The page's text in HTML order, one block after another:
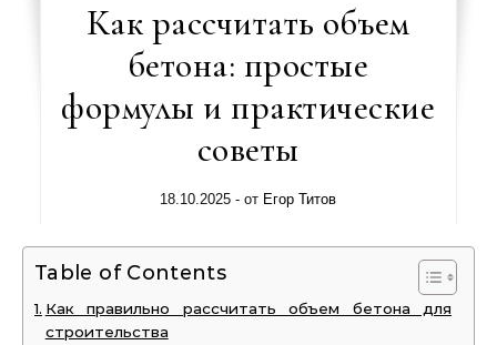
Как рассчитать объем
бетона: простые
формулы и практические
советы
18.10.2025 - от Егор Титов
Table of Contents
Как правильно рассчитать объем бетона для
строительства